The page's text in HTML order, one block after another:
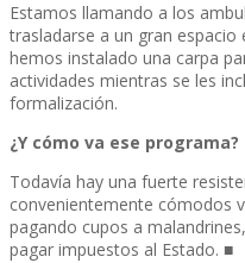
Estamos llamando a los
trasladarse a un gran espacio
hemos instalado una carpa
actividades mientras se les
formalización.
¿Y cómo va ese programa?
Todavía hay una fuerte
convenientemente cómodos
pagando cupos a
pagar impuestos al Estado. ■